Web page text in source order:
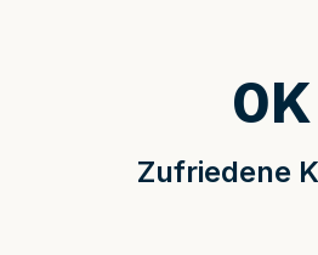
Zufriedene
0K